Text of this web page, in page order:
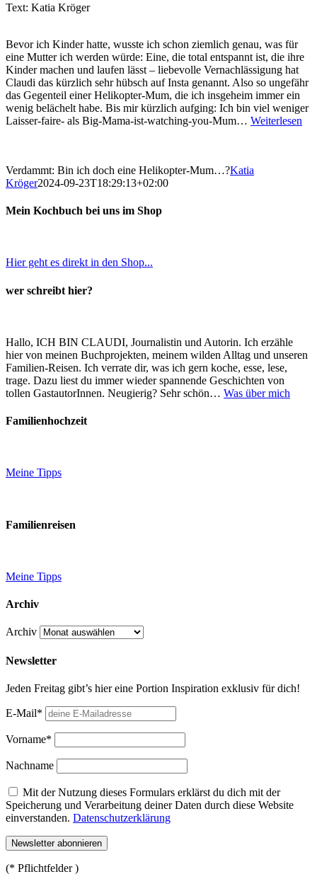
Text: Katia Kröger
Bevor ich Kinder hatte, wusste ich schon ziemlich genau, was für
eine Mutter ich werden würde: Eine, die total entspannt ist, die ihre
Kinder machen und laufen lässt – liebevolle Vernachlässigung hat
Claudi das kürzlich sehr hübsch auf Insta genannt. Also so ungefähr
das Gegenteil einer Helikopter-Mum, die ich insgeheim immer ein
wenig belächelt habe. Bis mir kürzlich aufging: Ich bin viel weniger
Laisser-faire- als Big-Mama-ist-watching-you-Mum… Weiterlesen
Verdammt: Bin ich doch eine Helikopter-Mum…?Katia
Kröger2024-09-23T18:29:13+02:00
Mein Kochbuch bei uns im Shop
Hier geht es direkt in den Shop...
wer schreibt hier?
Hallo, ICH BIN CLAUDI, Journalistin und Autorin. Ich erzähle
hier von meinen Buchprojekten, meinem wilden Alltag und unseren
Familien-Reisen. Ich verrate dir, was ich gern koche, esse, lese,
trage. Dazu liest du immer wieder spannende Geschichten von
tollen GastautorInnen. Neugierig? Sehr schön… Was über mich
Familienhochzeit
Meine Tipps
Familienreisen
Meine Tipps
Archiv
Archiv
Newsletter
Jeden Freitag gibt’s hier eine Portion Inspiration exklusiv für dich!
E-Mail*
Vorname*
Nachname
Mit der Nutzung dieses Formulars erklärst du dich mit der
Speicherung und Verarbeitung deiner Daten durch diese Website
einverstanden. Datenschutzerklärung
(* Pflichtfelder )